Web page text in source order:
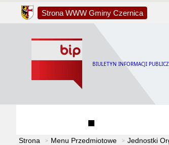
Strona WWW Gminy Czernica
BIULETYN INFORMACJI
Strona Menu Przedmiotowe Jednostki